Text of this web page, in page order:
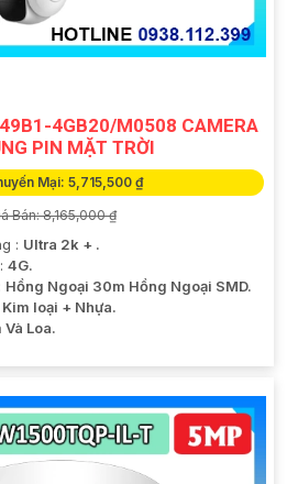
4GB20/M0508 CAMERA
PIN MẶT TRỜI
Mại: 5,715,500 ₫
Bán: 8,165,000 ₫
: Ultra 2k + .
4G.
Hồng Ngoại 30m Hồng Ngoại SMD.
Kim loại + Nhựa.
Và Loa.